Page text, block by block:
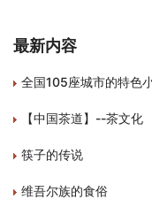
最新内容
全国105座城市的特色
【中国茶道】--茶文化
筷子的传说
维吾尔族的食俗